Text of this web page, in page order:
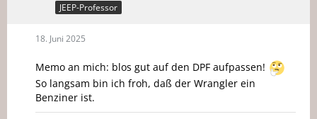
JEEP-Professor
18. Juni 2025
Memo an mich: blos gut auf den DPF aufpassen!
So langsam bin ich froh, daß der Wrangler ein
Benziner ist.